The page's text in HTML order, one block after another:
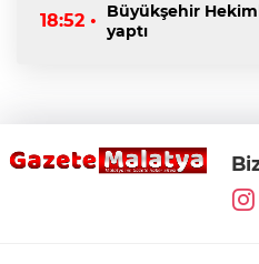
18:52 •
Büyükşehir
yaptı